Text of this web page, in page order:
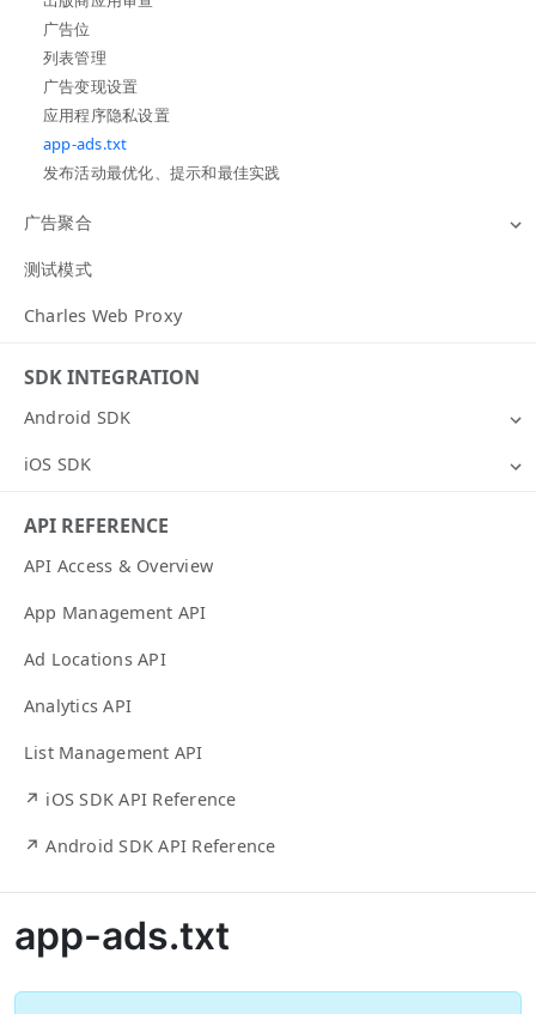
广告位
列表管理
广告变现设置
应用程序隐私设置
app-ads.txt
发布活动最优化、提示和最佳实践
广告聚合
测试模式
Charles Web Proxy
SDK INTEGRATION
Android SDK
iOS SDK
API REFERENCE
API Access & Overview
App Management API
Ad Locations API
Analytics API
List Management API
↗ iOS SDK API Reference
↗ Android SDK API Reference
app-ads.txt